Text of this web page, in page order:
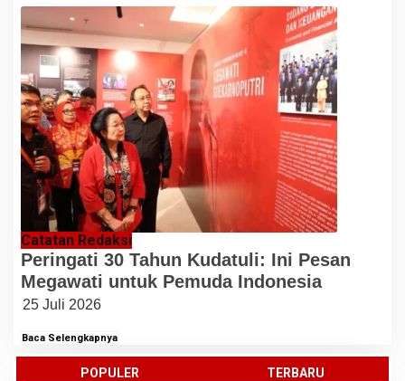
Catatan Redaksi
Peringati 30 Tahun Kudatuli: Ini Pesan
Megawati untuk Pemuda Indonesia
25 Juli 2026
Baca Selengkapnya
POPULER TERBARU